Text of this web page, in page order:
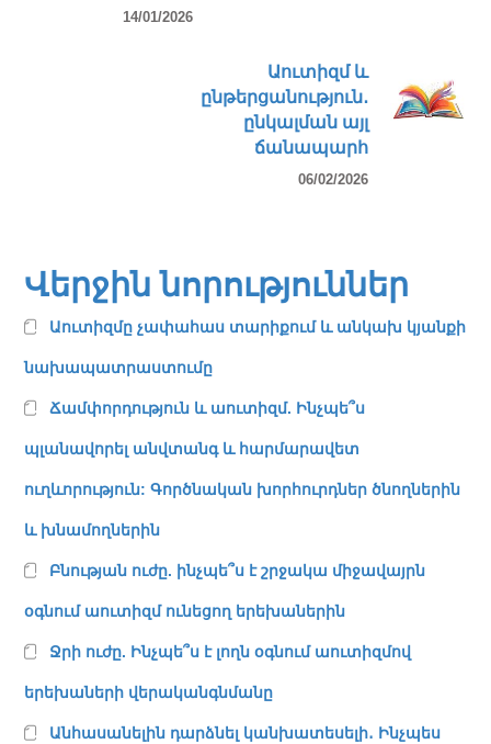
14/01/2026
Աուտիզմ և
ընթերցանություն․
ընկալման այլ
ճանապարհ
06/02/2026
Վերջին նորություններ
Աուտիզմը չափահաս տարիքում և անկախ կյանքի
նախապատրաստումը
Ճամփորդություն և աուտիզմ. Ինչպե՞ս
պլանավորել անվտանգ և հարմարավետ
ուղևորություն: Գործնական խորհուրդներ ծնողներին
և խնամողներին
Բնության ուժը. ինչպե՞ս է շրջակա միջավայրն
օգնում աուտիզմ ունեցող երեխաներին
Ջրի ուժը. Ինչպե՞ս է լողն օգնում աուտիզմով
երեխաների վերականգնմանը
Անհասանելին դարձնել կանխատեսելի․ Ինչպես